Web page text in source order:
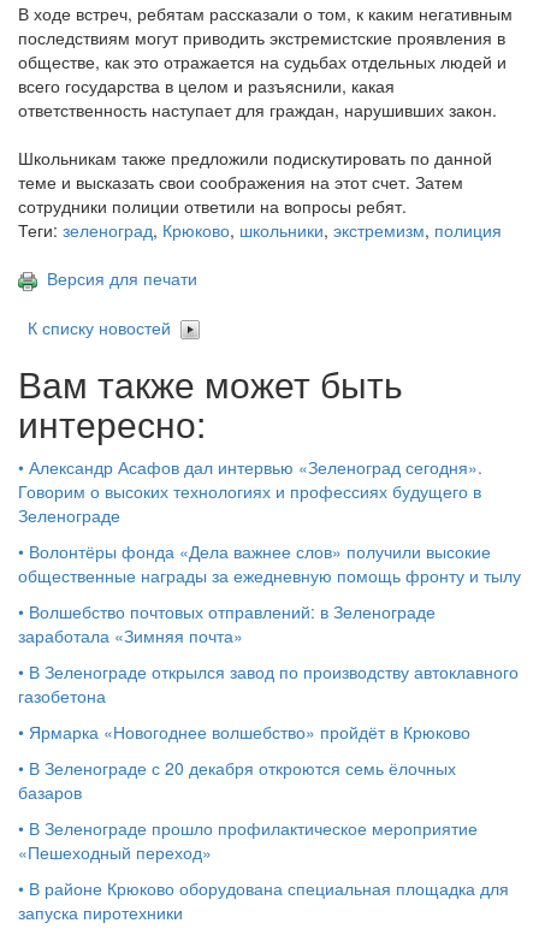
В ходе встреч, ребятам рассказали о том, к каким негативным
последствиям могут приводить экстремистские проявления в
обществе, как это отражается на судьбах отдельных людей и
всего государства в целом и разъяснили, какая
ответственность наступает для граждан, нарушивших закон.
Школьникам также предложили подискутировать по данной
теме и высказать свои соображения на этот счет. Затем
сотрудники полиции ответили на вопросы ребят.
Теги: зеленоград, Крюково, школьники, экстремизм, полиция
Версия для печати
К списку новостей
Вам также может быть
интересно:
• Александр Асафов дал интервью «Зеленоград сегодня».
Говорим о высоких технологиях и профессиях будущего в
Зеленограде
• Волонтёры фонда «Дела важнее слов» получили высокие
общественные награды за ежедневную помощь фронту и тылу
• Волшебство почтовых отправлений: в Зеленограде
заработала «Зимняя почта»
• В Зеленограде открылся завод по производству автоклавного
газобетона
• Ярмарка «Новогоднее волшебство» пройдёт в Крюково
• В Зеленограде с 20 декабря откроются семь ёлочных
базаров
• В Зеленограде прошло профилактическое мероприятие
«Пешеходный переход»
• В районе Крюково оборудована специальная площадка для
запуска пиротехники